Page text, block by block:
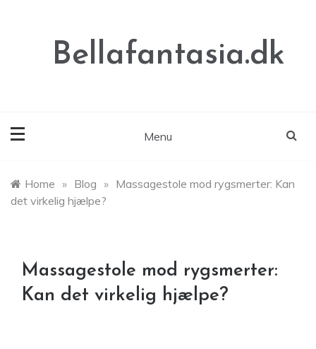
Bellafantasia.dk
Menu
Home » Blog » Massagestole mod rygsmerter: Kan
det virkelig hjælpe?
Massagestole mod rygsmerter:
Kan det virkelig hjælpe?